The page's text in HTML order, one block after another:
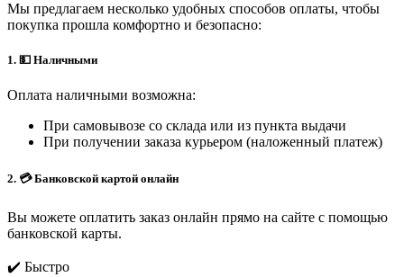
Мы предлагаем несколько удобных способов оплаты, чтобы
покупка прошла комфортно и безопасно:
1. 💵 Наличными
Оплата наличными возможна:
При самовывозе со склада или из пункта выдачи
При получении заказа курьером (наложенный платеж)
2. 💳 Банковской картой онлайн
Вы можете оплатить заказ онлайн прямо на сайте с помощью
банковской карты.
✔️ Быстро